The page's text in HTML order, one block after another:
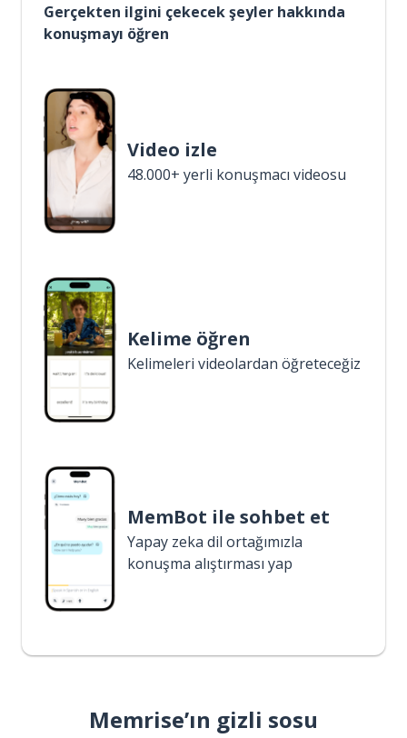
Gerçekten ilgini çekecek şeyler hakkında
konuşmayı öğren
Video izle
48.000+ yerli konuşmacı videosu
Kelime öğren
Kelimeleri videolardan öğreteceğiz
MemBot ile sohbet et
Yapay zeka dil ortağımızla
konuşma alıştırması yap
Memrise’ın gizli sosu